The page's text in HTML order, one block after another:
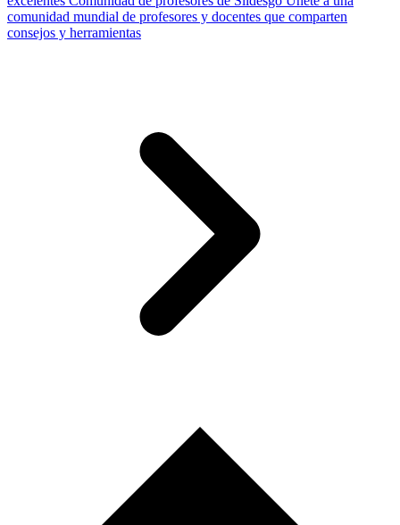
comunidad mundial de profesores y docentes que comparten
consejos y herramientas